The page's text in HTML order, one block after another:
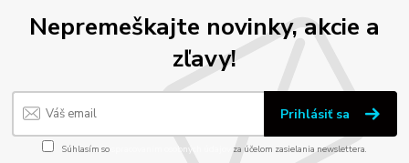
Nepremeškajte novinky, akcie a
zľavy!
Prihlásiť sa
Súhlasím so spracovaním osobných údajov za účelom zasielania newslettera.